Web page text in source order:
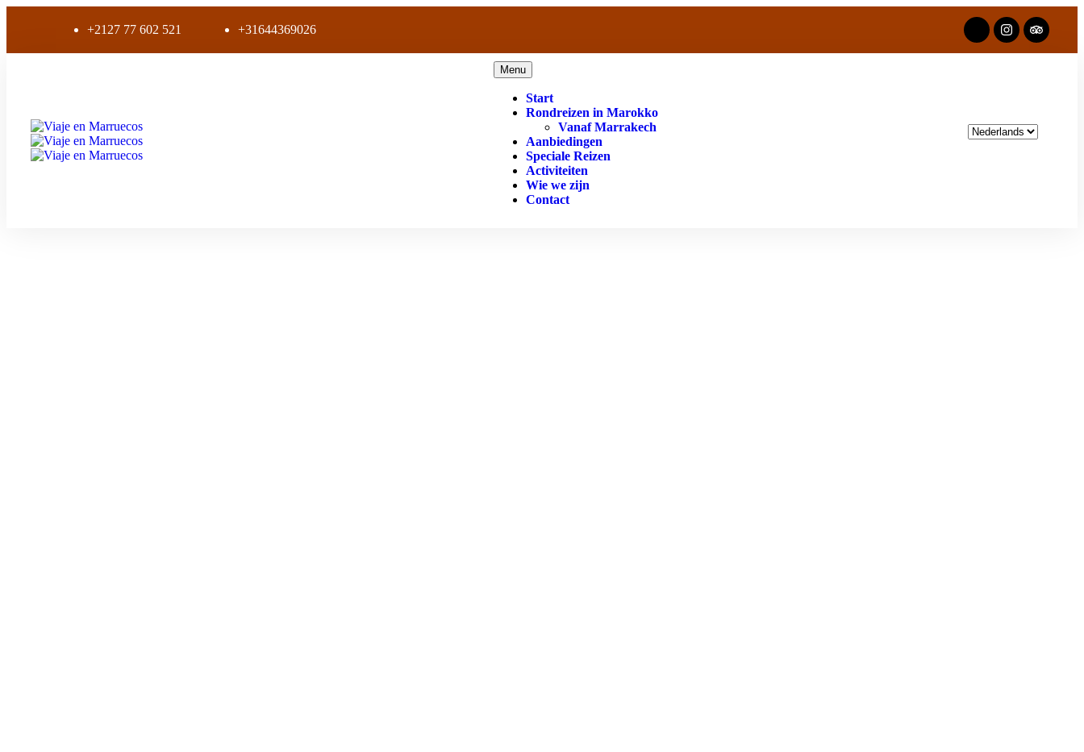
+2127 77 602 521 +31644369026
Menu
Start
Rondreizen in Marokko
Vanaf Marrakech
Aanbiedingen
Speciale Reizen
Activiteiten
Wie we zijn
Contact